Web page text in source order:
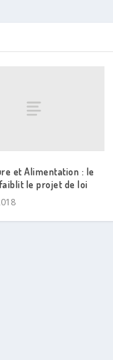
et Alimentation : le
le projet de loi